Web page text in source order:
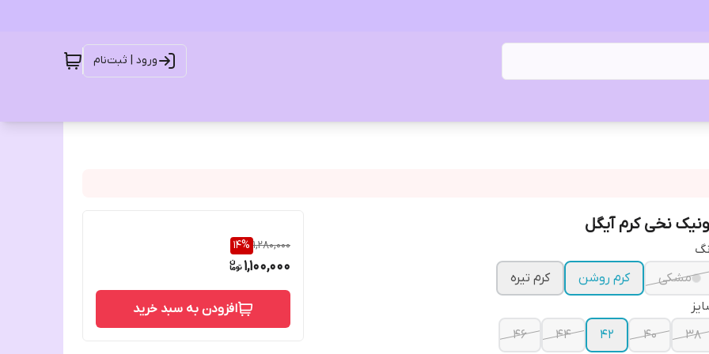
ورود | ثبت‌نام
نخی کرم آیگل
مشکی
کرم روشن
کرم تیره
۳۸
۴۰ ۴۲ ۴۴
۴۶
1,280,000
14%
1,100,000
افزودن به سبد خرید